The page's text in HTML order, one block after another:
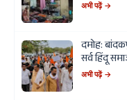
अभी पढ़ें →
दमोह:
सर्व हिंदू
अभी पढ़ें →